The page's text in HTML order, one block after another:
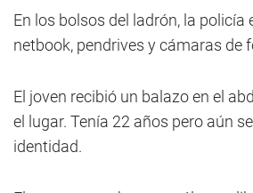
En los bolsos del ladrón, la policía
netbook, pendrives y cámaras de
El joven recibió un balazo en el
el lugar. Tenía 22 años pero aún
identidad.